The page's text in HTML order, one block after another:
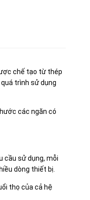
chế tạo từ thép
trình sử dụng
các ngăn có
cầu sử dụng, mỗi
dòng thiết bị.
thọ của cả hệ